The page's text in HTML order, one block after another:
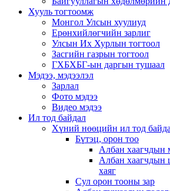
Хууль тогтоомж
Монгол Улсын хуулиуд
Ерөнхийлөгчийн зарлиг
Улсын Их Хурлын тогтоол
Засгийн газрын тогтоол
ГХБХБГ-ын даргын тушаал
Мэдээ, мэдээлэл
Зарлал
Фото мэдээ
Видео мэдээ
Ил тод байдал
Хүний нөөцийн ил тод
Бүтэц, орон тоо
Албан хаагчдын
Албан хаагчдын
хаяг
Сул орон тооны зар